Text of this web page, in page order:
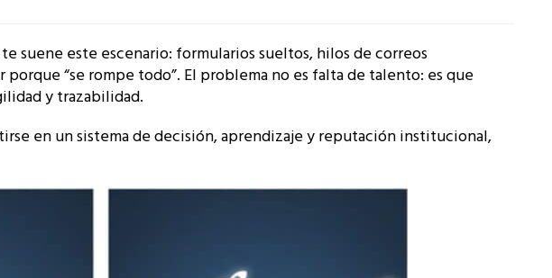
suene este escenario: formularios sueltos, hilos de correos
“se rompe todo”. El problema no es falta de talento: es que
y trazabilidad.
en un sistema de decisión, aprendizaje y reputación institucional,